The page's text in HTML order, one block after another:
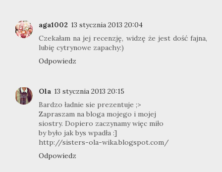
aga1002 13 stycznia 2013 20:04
Czekałam na jej recenzję, widzę że jest dość fajna,
lubię cytrynowe zapachy:)
Odpowiedz
Ola 13 stycznia 2013 20:15
Bardzo ładnie sie prezentuje ;>
Zapraszam na bloga mojego i mojej
siostry. Dopiero zaczynamy więc miło
by było jak bys wpadła :]
http://sisters-ola-wika.blogspot.com/
Odpowiedz